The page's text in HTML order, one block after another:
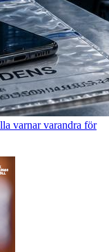
varnar varandra för